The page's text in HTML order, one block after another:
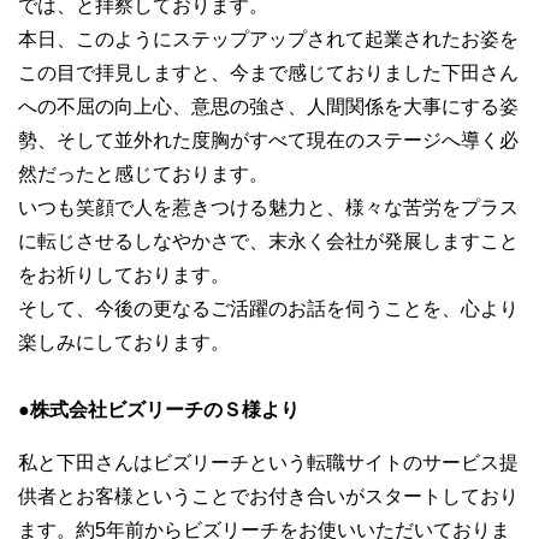
では、と拝察しております。
本日、このようにステップアップされて起業されたお姿を
この目で拝見しますと、今まで感じておりました下田さん
への不屈の向上心、意思の強さ、人間関係を大事にする姿
勢、そして並外れた度胸がすべて現在のステージへ導く必
然だったと感じております。
いつも笑顔で人を惹きつける魅力と、様々な苦労をプラス
に転じさせるしなやかさで、末永く会社が発展しますこと
をお祈りしております。
そして、今後の更なるご活躍のお話を伺うことを、心より
楽しみにしております。
●株式会社ビズリーチのＳ様より
私と下田さんはビズリーチという転職サイトのサービス提
供者とお客様ということでお付き合いがスタートしており
ます。約5年前からビズリーチをお使いいただいておりま